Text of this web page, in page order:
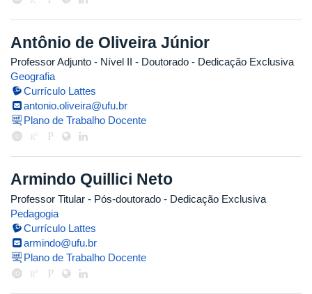
Antônio de Oliveira Júnior
Professor Adjunto - Nível II - Doutorado - Dedicação Exclusiva
Geografia
Currículo Lattes
antonio.oliveira@ufu.br
Plano de Trabalho Docente
Armindo Quillici Neto
Professor Titular - Pós-doutorado - Dedicação Exclusiva
Pedagogia
Currículo Lattes
armindo@ufu.br
Plano de Trabalho Docente